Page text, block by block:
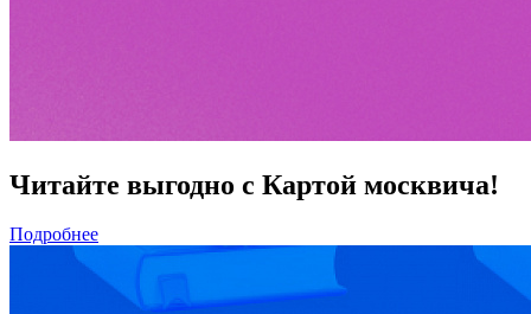
Читайте выгодно с Картой москвича!
Подробнее